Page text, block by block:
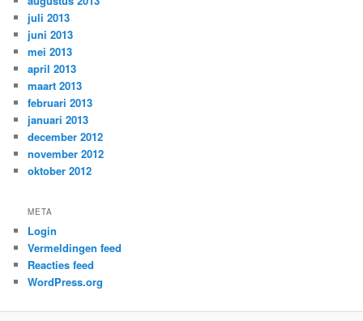
juli 2013
juni 2013
mei 2013
april 2013
maart 2013
februari 2013
januari 2013
december 2012
november 2012
oktober 2012
META
Login
Vermeldingen feed
Reacties feed
WordPress.org